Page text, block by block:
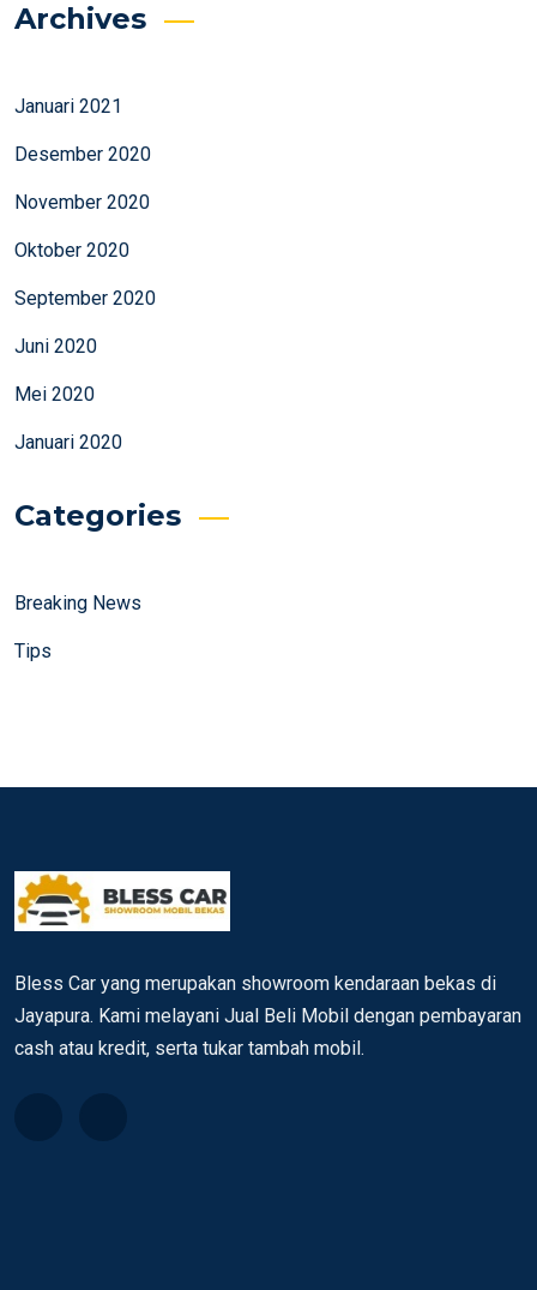
Archives
Januari 2021
Desember 2020
November 2020
Oktober 2020
September 2020
Juni 2020
Mei 2020
Januari 2020
Categories
Breaking News
Tips
Bless Car yang merupakan showroom kendaraan bekas di
Jayapura. Kami melayani Jual Beli Mobil dengan pembayaran
cash atau kredit, serta tukar tambah mobil.